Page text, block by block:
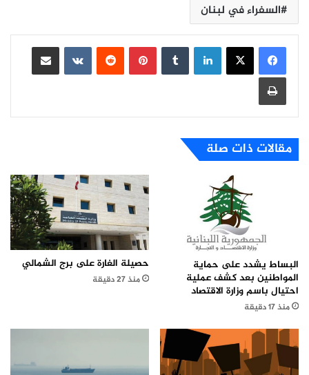
السفراء في لبنان
لينكدإن بينتيريست
مشاركة عبر البريد
طباعة
مقالات ذات صلة
البساط يشدد على حماية
المواطنين بعد كشف عملية
احتيال باسم وزارة الاقتصاد
منذ 17 دقيقة
حصيلة الغارة على برج الشمالي
منذ 27 دقيقة